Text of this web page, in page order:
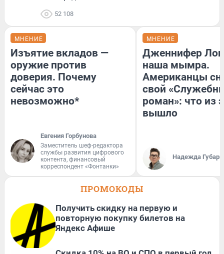
52 108
МНЕНИЕ
Изъятие вкладов —
оружие против
доверия. Почему
сейчас это
невозможно*
Евгения Горбунова
Заместитель шеф-редактора
службы развития цифрового
контента, финансовый
корреспондент «Фонтанки»
МНЕНИЕ
Дженнифер
наша мымра.
Американцы
свой
роман»: что из
вышло
Надежда Губарь
ПРОМОКОДЫ
Получить скидку на первую и
повторную покупку билетов на
Яндекс Афише